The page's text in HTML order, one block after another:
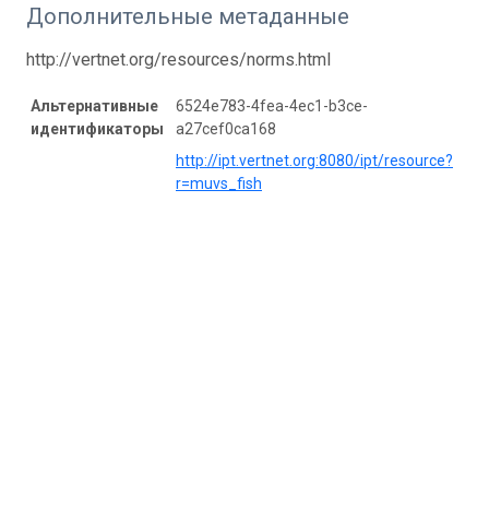
Дополнительные метаданные
http://vertnet.org/resources/norms.html
Альтернативные
идентификаторы
6524e783-4fea-4ec1-b3ce-
a27cef0ca168
http://ipt.vertnet.org:8080/ipt/resource?
r=muvs_fish